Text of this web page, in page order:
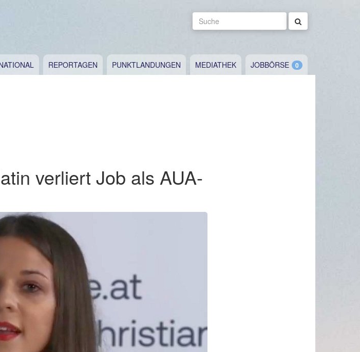
Suche
REPORTAGEN PUNKTLANDUNGEN MEDIATHEK JOBBÖRSE
verliert Job als AUA-